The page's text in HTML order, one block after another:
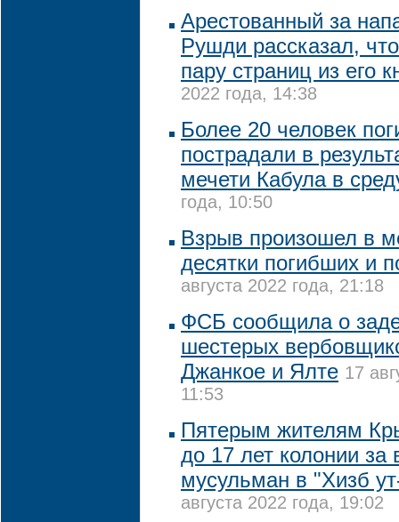
Арестованный за
Рушди рассказал,
пару страниц из его
2022 года, 14:38
Более 20 человек
пострадали в
мечети Кабула в
года, 10:50
Взрыв произошел в
десятки погибших и
августа 2022 года, 21:18
ФСБ сообщила о
шестерых
Джанкое и Ялте 17
11:53
Пятерым жителям
до 17 лет колонии за
мусульман в "Хизб
августа 2022 года, 19:02